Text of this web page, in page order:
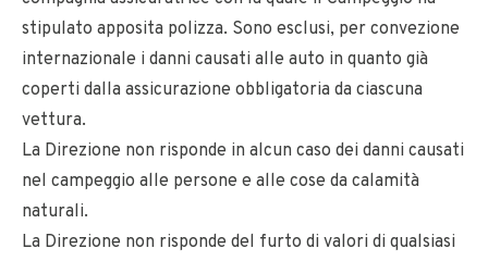
stipulato apposita polizza. Sono esclusi, per convezione
internazionale i danni causati alle auto in quanto già
coperti dalla assicurazione obbligatoria da ciascuna
vettura.
La Direzione non risponde in alcun caso dei danni causati
nel campeggio alle persone e alle cose da calamità
naturali.
La Direzione non risponde del furto di valori di qualsiasi